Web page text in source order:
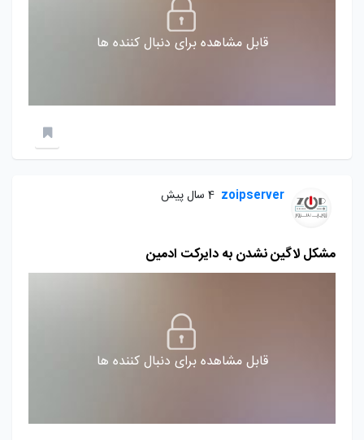
قابل مشاهده برای دنبال کننده ها
zoipserver 4 سال پیش
مشکل لاگین نشدن به دایرکت ادمین
قابل مشاهده برای دنبال کننده ها